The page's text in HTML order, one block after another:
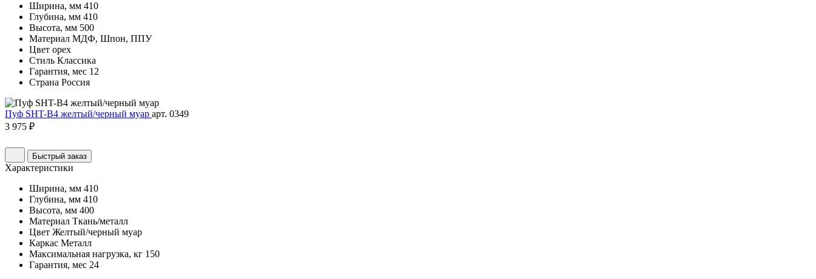
Ширина, мм 410
Глубина, мм 410
Высота, мм 500
Материал МДФ, Шпон, ППУ
Цвет орех
Стиль Классика
Гарантия, мес 12
Страна Россия
Пуф SHT-B4 желтый/черный муар арт. 0349
3 975 ₽
Быстрый заказ
Характеристики
Ширина, мм 410
Глубина, мм 410
Высота, мм 400
Материал Ткань/металл
Цвет Желтый/черный муар
Каркас Металл
Максимальная нагрузка, кг 150
Гарантия, мес 24